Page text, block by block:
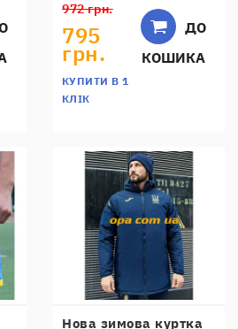
972 грн.
795
грн.
КУПИТИ В 1
КЛІК
ДО
КОШИКА
Нова зимова куртка